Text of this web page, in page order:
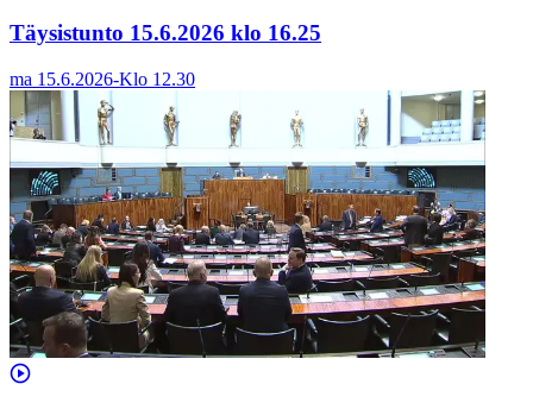
Täysistunto 15.6.2026 klo 16.25
ma 15.6.2026-Klo 12.30